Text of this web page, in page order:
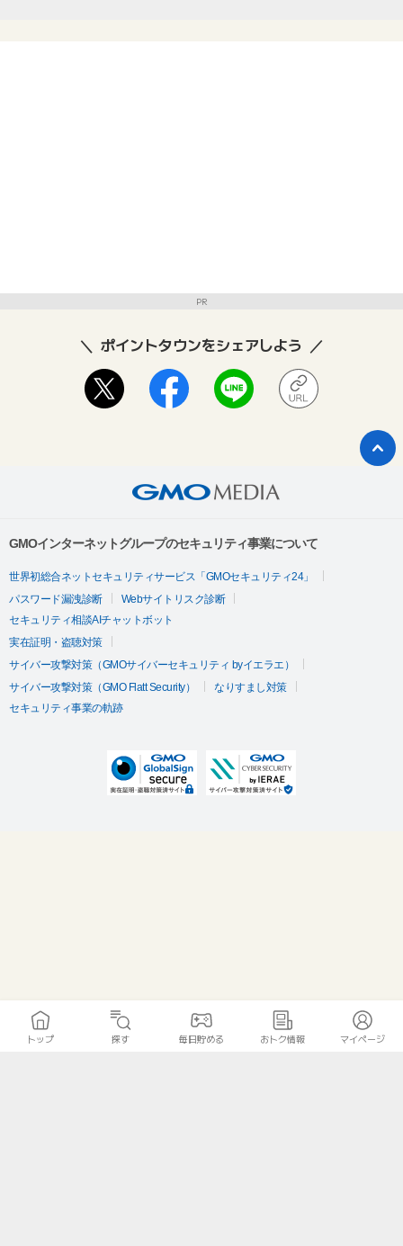
PR
ポイントタウンをシェアしよう
GMOインターネットグループのセキュリティ事業について
世界初総合ネットセキュリティサービス「GMOセキュリティ24」
パスワード漏洩診断
Webサイトリスク診断
セキュリティ相談AIチャットボット
実在証明・盗聴対策
サイバー攻撃対策（GMOサイバーセキュリティ byイエラエ）
サイバー攻撃対策（GMO Flatt Security）
なりすまし対策
セキュリティ事業の軌跡
トップ 探す 毎日貯める おトク情報 マイページ